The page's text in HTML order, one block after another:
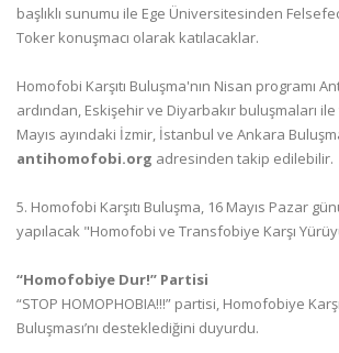
başlıklı sunumu ile Ege Üniversitesinden
Toker konuşmacı olarak katılacaklar.
Homofobi Karşıtı Buluşma'nın Nisan programı
ardından, Eskişehir ve Diyarbakır buluşmaları
Mayıs ayındaki İzmir, İstanbul ve Ankara
antihomofobi.org adresinden takip edilebilir.
5. Homofobi Karşıtı Buluşma, 16 Mayıs Pazar
yapılacak "Homofobi ve Transfobiye Karşı
“Homofobiye Dur!” Partisi
“STOP HOMOPHOBIA!!!” partisi, Homofobiye
Buluşması’nı desteklediğini duyurdu.